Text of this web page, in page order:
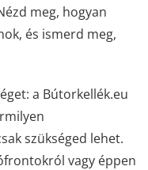
meg, hogyan
és ismerd meg,
a Bútorkellék.eu
szükséged lehet.
vagy éppen